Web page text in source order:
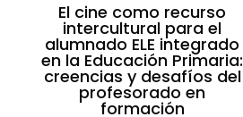
El cine como recurso
intercultural para el
alumnado ELE integrado
en la Educación Primaria:
creencias y desafíos del
profesorado en
formación